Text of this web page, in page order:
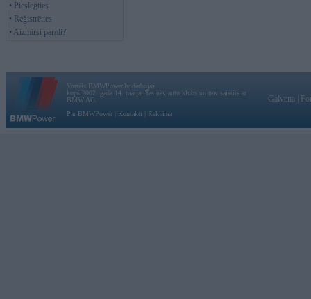
• Pieslēgties
• Reģistrēties
• Aizmirsi paroli?
Vortāls BMWPower.lv darbojas
kopš 2002. gada 14. maija. Tas nav auto klubs un nav saistīts ar
BMW AG.
Par BMWPower
Kontakti Reklāma
Galvena